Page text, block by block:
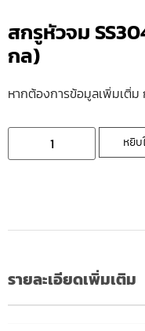
สกรูหัวจม
กล)
หากต้องการข้อมูลเพิ่มเติ่
หยิบ
รายละเอียดเพิ่มเติม